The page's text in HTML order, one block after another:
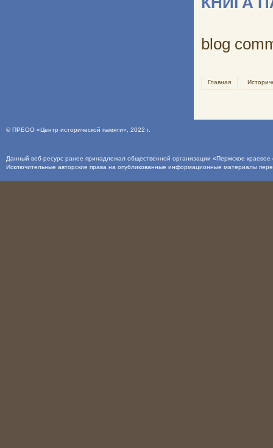
blog
Главная
©ПРБОО «Центр исторической памяти» , 2022 г.
Данный веб-ресурс ранее принадлежал общественной организации «Пермское
Исключительные авторские права на опубликованные информационные материалы